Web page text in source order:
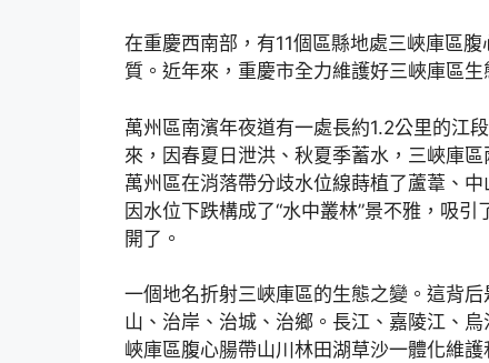
在重慶西南部，有11個區縣地處三峽庫區
質。近年來，重慶市全力維護好三峽庫區
萬州區南濱年夜道有一處長約1.2公里的江
來，因春夏日泄洪、秋夏季蓄水，三峽庫
萬州區在消落帶分歧水位線蒔植了蘆葦、
因水位下跌構成了“水中叢林”景不雅，吸
開了。
一個地名折射三峽庫區的生態之變。這背
山、治岸、治城、治鄉。長江、嘉陵江、
峽庫區腹心腸帶山川林田湖草沙一體化維